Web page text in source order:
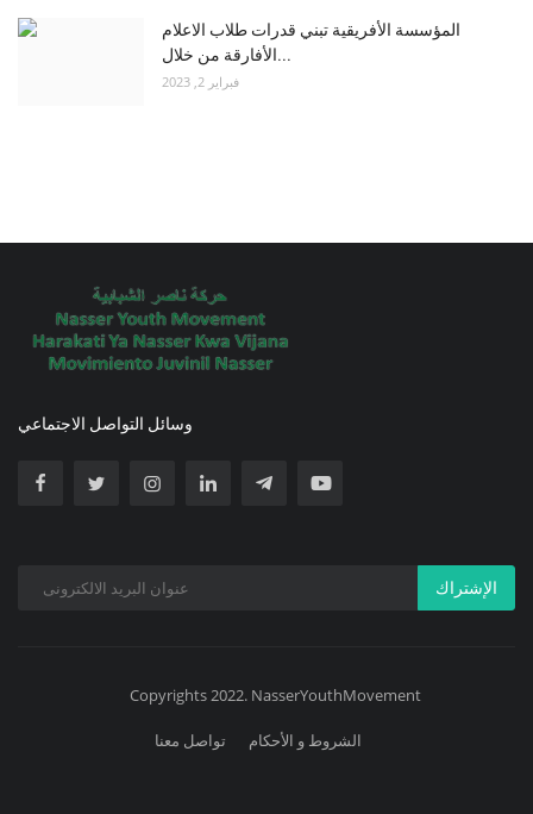
المؤسسة الأفريقية تبني قدرات طلاب الاعلام
الأفارقة من خلال...
فبراير 2, 2023
وسائل التواصل الاجتماعي
الإشتراك
Copyrights 2022. NasserYouthMovement
تواصل معنا الشروط و الأحكام